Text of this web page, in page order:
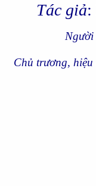
Tác giả:
Chủ trương,